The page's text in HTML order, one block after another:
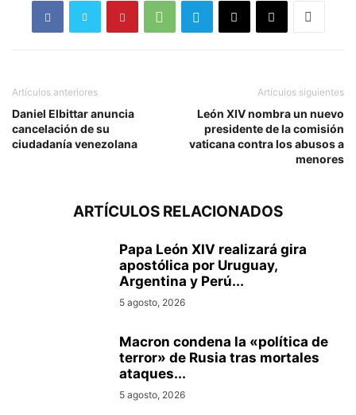
Artículos anteriores
Daniel Elbittar anuncia
cancelación de su
ciudadanía venezolana
Artículos siguientes
León XIV nombra un nuevo
presidente de la comisión
vaticana contra los abusos a
menores
ARTÍCULOS RELACIONADOS
Papa León XIV realizará gira
apostólica por Uruguay,
Argentina y Perú...
5 agosto, 2026
Macron condena la «política de
terror» de Rusia tras mortales
ataques...
5 agosto, 2026